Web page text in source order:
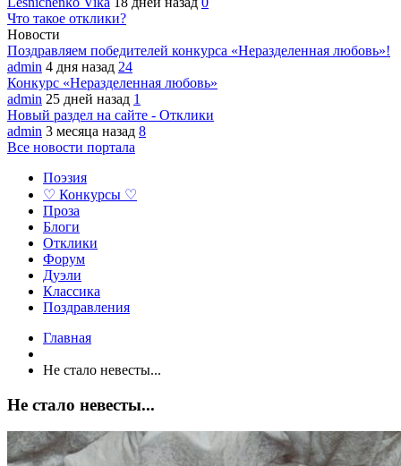
Что такое отклики?
Новости
Поздравляем победителей конкурса «Неразделенная любовь»!
admin 4 дня назад 24
Конкурс «Неразделенная любовь»
admin 25 дней назад 1
Новый раздел на сайте - Отклики
admin 3 месяца назад 8
Все новости портала
Поэзия
♡ Конкурсы ♡
Проза
Блоги
Отклики
Форум
Дуэли
Классика
Поздравления
Главная
Не стало невесты...
Не стало невесты...